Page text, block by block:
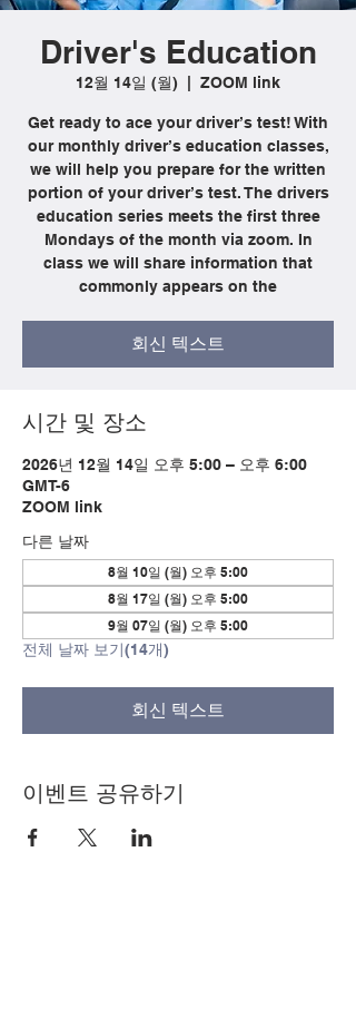
Driver's Education
12월 14일 (월) ZOOM link
Get ready to ace your driver’s test! With
our monthly driver’s education classes,
we will help you prepare for the written
portion of your driver’s test. The drivers
education series meets the first three
Mondays of the month via zoom. In
class we will share information that
commonly appears on the
회신 텍스트
시간 및 장소
2026년 12월 14일 오후 5:00 – 오후 6:00
GMT-6
ZOOM link
다른 날짜
8월 10일 (월) 오후 5:00
8월 17일 (월) 오후 5:00
9월 07일 (월) 오후 5:00
전체 날짜 보기(14개)
회신 텍스트
이벤트 공유하기